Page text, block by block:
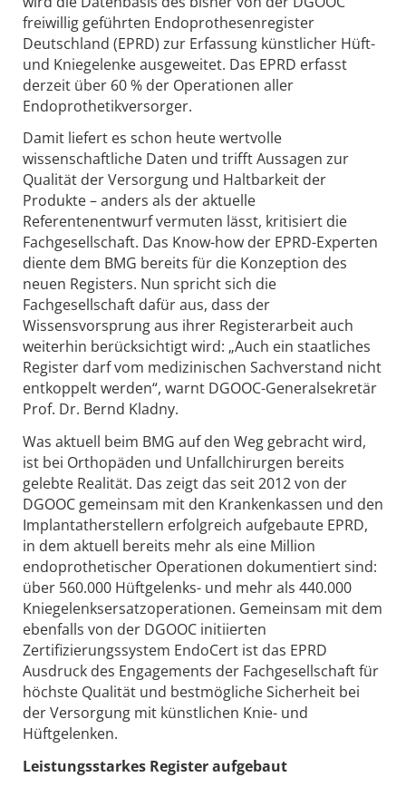
freiwillig geführten Endoprothesenregister
Deutschland (EPRD) zur Erfassung künstlicher Hüft-
und Kniegelenke ausgeweitet. Das EPRD erfasst
derzeit über 60 % der Operationen aller
Endoprothetikversorger.
Damit liefert es schon heute wertvolle
wissenschaftliche Daten und trifft Aussagen zur
Qualität der Versorgung und Haltbarkeit der
Produkte – anders als der aktuelle
Referentenentwurf vermuten lässt, kritisiert die
Fachgesellschaft. Das Know-how der EPRD-Experten
diente dem BMG bereits für die Konzeption des
neuen Registers. Nun spricht sich die
Fachgesellschaft dafür aus, dass der
Wissensvorsprung aus ihrer Registerarbeit auch
weiterhin berücksichtigt wird: „Auch ein staatliches
Register darf vom medizinischen Sachverstand nicht
entkoppelt werden“, warnt DGOOC-Generalsekretär
Prof. Dr. Bernd Kladny.
Was aktuell beim BMG auf den Weg gebracht wird,
ist bei Orthopäden und Unfallchirurgen bereits
gelebte Realität. Das zeigt das seit 2012 von der
DGOOC gemeinsam mit den Krankenkassen und den
Implantatherstellern erfolgreich aufgebaute EPRD,
in dem aktuell bereits mehr als eine Million
endoprothetischer Operationen dokumentiert sind:
über 560.000 Hüftgelenks- und mehr als 440.000
Kniegelenksersatzoperationen. Gemeinsam mit dem
ebenfalls von der DGOOC initiierten
Zertifizierungssystem EndoCert ist das EPRD
Ausdruck des Engagements der Fachgesellschaft für
höchste Qualität und bestmögliche Sicherheit bei
der Versorgung mit künstlichen Knie- und
Hüftgelenken.
Leistungsstarkes Register aufgebaut